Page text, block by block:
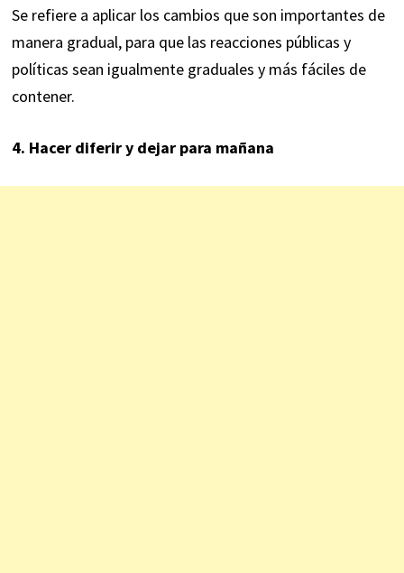
Se refiere a aplicar los cambios que son importantes de
manera gradual, para que las reacciones públicas y
políticas sean igualmente graduales y más fáciles de
contener.
4. Hacer diferir y dejar para mañana